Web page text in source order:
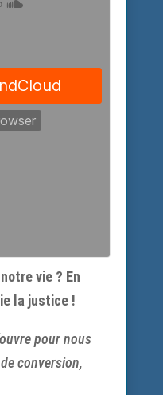
vie ? En
la justice !
pour nous
conversion,